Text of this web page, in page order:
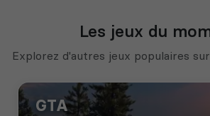
Les jeux du
Explorez d'autres jeux populaires
GTA